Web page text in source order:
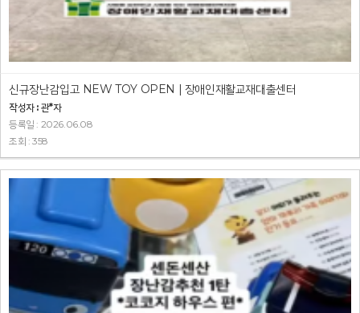
신규장난감입고 NEW TOY OPEN | 장애인재활교재대출센터
작성자 : 관*자
등록일 : 2026.06.08
조회 : 358